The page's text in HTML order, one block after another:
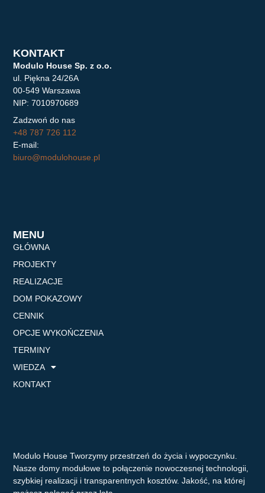
Modulo House Tworzymy przestrzeń do życia i wypoczynku.
Nasze domy modułowe to połączenie nowoczesnej technologii,
szybkiej realizacji i transparentnych kosztów. Jakość, na której
MENU
GŁÓWNA
PROJEKTY
REALIZACJE
DOM POKAZOWY
CENNIK
OPCJE WYKOŃCZENIA
TERMINY
WIEDZA
KONTAKT
KONTAKT
Modulo House Sp. z o.o.
ul. Piękna 24/26A
00-549 Warszawa
NIP: 7010970689
Zadzwoń do nas
+48 787 726 112
E-mail:
biuro@modulohouse.pl